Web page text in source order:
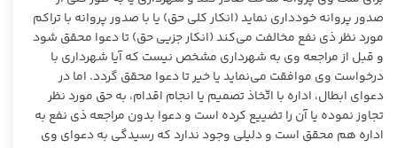
صدور پروانه خودداری نماید (انکار کلی حق) یا با صدور پروانه با تراکم
مورد نظر ذی نفع مخالفت می‌کند (انکار جزیی حق) تا دعوا محقق شود
و قبل از مراجعه وی به شهرداری مشخص نیست که آیا شهرداری با
درخواست وی موافقت می‌نماید یا خیر تا دعوا محقق گردد. اما در
دعوای ابطال، اداره با اتّخاذ تصمیم یا انجام اقدام، به حق مورد نظر
تجاوز نموده یا آن را تضییع کرده است و دعوا بدون مراجعه ذی نفع به
اداره هم محقق است و دلیلی وجود ندارد که رسیدگی به دعوای وی